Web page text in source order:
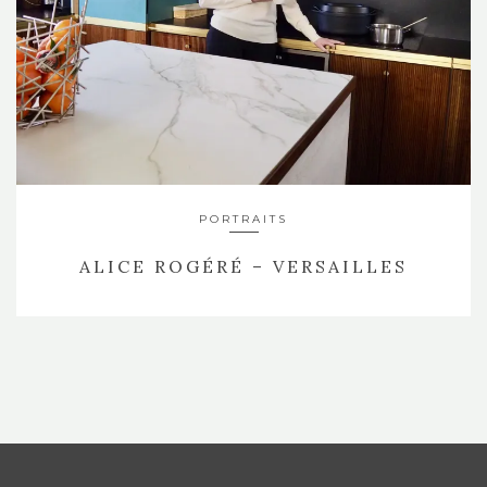
PORTRAITS
ALICE ROGÉRÉ – VERSAILLES